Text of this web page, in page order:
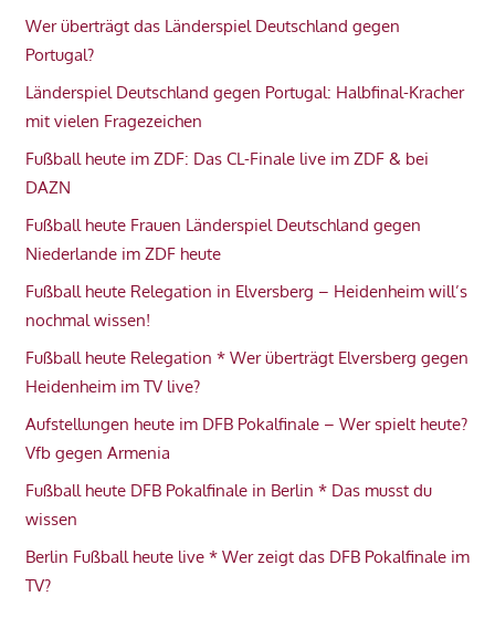
Wer überträgt das Länderspiel Deutschland gegen
Portugal?
Länderspiel Deutschland gegen Portugal: Halbfinal-Kracher
mit vielen Fragezeichen
Fußball heute im ZDF: Das CL-Finale live im ZDF & bei
DAZN
Fußball heute Frauen Länderspiel Deutschland gegen
Niederlande im ZDF heute
Fußball heute Relegation in Elversberg – Heidenheim will’s
nochmal wissen!
Fußball heute Relegation * Wer überträgt Elversberg gegen
Heidenheim im TV live?
Aufstellungen heute im DFB Pokalfinale – Wer spielt heute?
Vfb gegen Armenia
Fußball heute DFB Pokalfinale in Berlin * Das musst du
wissen
Berlin Fußball heute live * Wer zeigt das DFB Pokalfinale im
TV?